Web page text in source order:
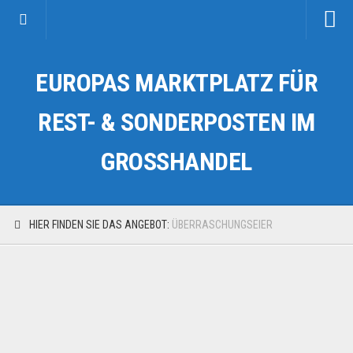
Kategorien
Auto & Motorrad
Fahrzeuge & Transport
EUROPAS MARKTPLATZ FÜR
REST- & SONDERPOSTEN IM
GROSSHANDEL
HIER FINDEN SIE DAS ANGEBOT: ÜBERRASCHUNGSEIER